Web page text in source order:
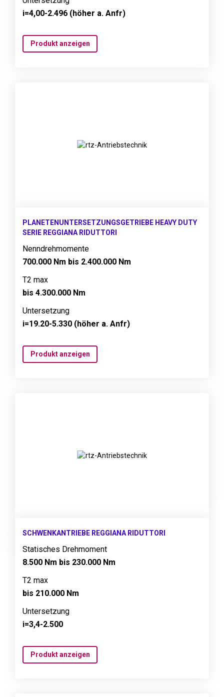
i=4,00-2.496 (höher a. Anfr)
Produkt anzeigen
PLANETENUNTERSETZUNGSGETRIEBE HEAVY DUTY
SERIE REGGIANA RIDUTTORI
Nenndrehmomente
700.000 Nm bis 2.400.000 Nm
T2 max
bis 4.300.000 Nm
Untersetzung
i=19.20-5.330 (höher a. Anfr)
Produkt anzeigen
SCHWENKANTRIEBE REGGIANA RIDUTTORI
Statisches Drehmoment
8.500 Nm bis 230.000 Nm
T2 max
bis 210.000 Nm
Untersetzung
i=3,4-2.500
Produkt anzeigen